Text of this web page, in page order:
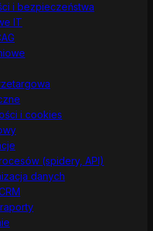
i bezpieczeństwa
IT
i cookies
(spidery, API)
danych